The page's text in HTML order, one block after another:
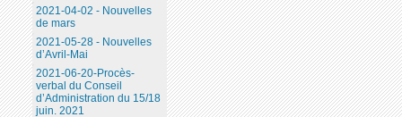
2021-04-02 - Nouvelles
de mars
2021-05-28 - Nouvelles
d’Avril-Mai
2021-06-20-Procès-
verbal du Conseil
d’Administration du 15/18
juin. 2021